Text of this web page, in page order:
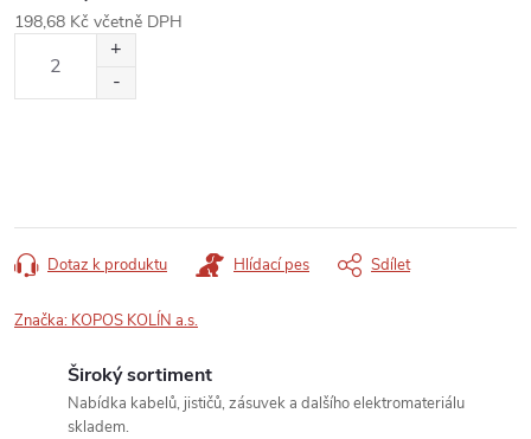
198,68 Kč včetně DPH
Dotaz k produktu Hlídací pes Sdílet
Značka: KOPOS KOLÍN a.s.
Široký sortiment
Nabídka kabelů, jističů, zásuvek a dalšího elektromateriálu
skladem.